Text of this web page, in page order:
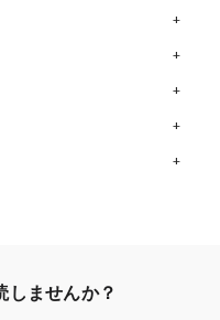
しませんか？